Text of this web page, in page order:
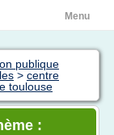
Menu
publique
> centre
toulouse
: